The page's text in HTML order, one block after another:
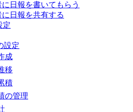
に日報を書いてもらう
に日報を共有する
定
設定
成
移
積
の管理